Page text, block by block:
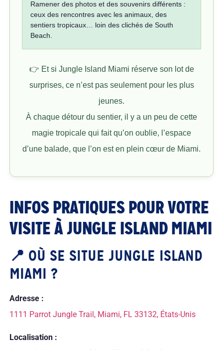
Ramener des photos et des souvenirs différents :
ceux des rencontres avec les animaux, des
sentiers tropicaux… loin des clichés de South
Beach.
👉 Et si Jungle Island Miami réserve son lot de
surprises, ce n’est pas seulement pour les plus
jeunes.
À chaque détour du sentier, il y a un peu de cette
magie tropicale qui fait qu’on oublie, l’espace
d’une balade, que l’on est en plein cœur de Miami.
INFOS PRATIQUES POUR VOTRE
VISITE À JUNGLE ISLAND MIAMI
📍 OÙ SE SITUE JUNGLE ISLAND
MIAMI ?
Adresse :
1111 Parrot Jungle Trail, Miami, FL 33132, États-Unis
Localisation :